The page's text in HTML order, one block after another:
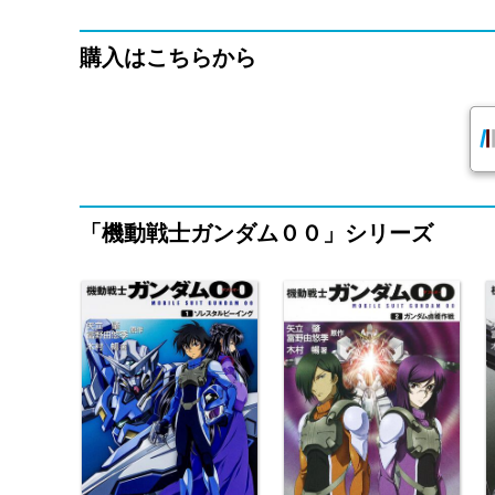
購入はこちらから
「機動戦士ガンダム００」シリーズ